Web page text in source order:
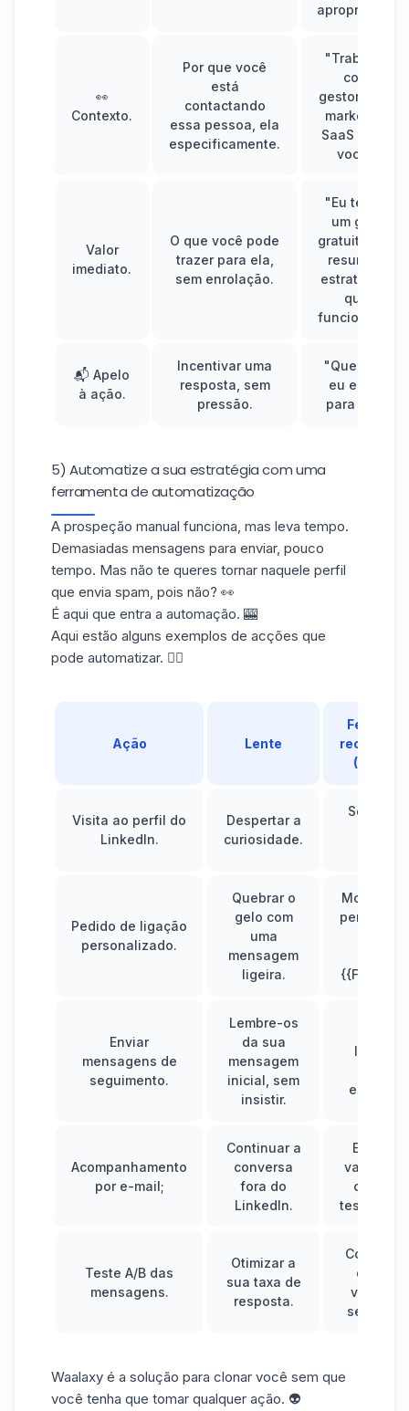
apropriado".
👀
Contexto.
Por que você
está
contactando
essa pessoa, ela
especificamente.
"Trabalho
com
gestores de
marketing
SaaS como
você."
Valor
imediato.
O que você pode
trazer para ela,
sem enrolação.
"Eu tenho
um guia
gratuito que
resume 5
estratégias
que
funcionam."
📬 Apelo
à ação.
Incentivar uma
resposta, sem
pressão.
"Quer que
eu envie
para cá?"
5) Automatize a sua estratégia com uma
ferramenta de automatização
A prospeção manual funciona, mas leva tempo.
Demasiadas mensagens para enviar, pouco
tempo. Mas não te queres tornar naquele perfil
que envia spam, pois não? 👀
É aqui que entra a automação. 🎰
Aqui estão alguns exemplos de acções que
pode automatizar. 👇🏼
Ação Lente
Visita ao perfil do
LinkedIn.
Despertar a
curiosidade.
Pedido de ligação
personalizado.
Quebrar o
gelo com
uma
mensagem
ligeira.
Modelo
Enviar
mensagens de
seguimento.
Lembre-os
da sua
mensagem
inicial, sem
insistir.
Acompanhamento
por e-mail;
Continuar a
conversa
fora do
LinkedIn.
E-mails
valor
Teste A/B das
mensagens.
Otimizar a
sua taxa de
resposta.
de
versões
Waalaxy é a solução para clonar você sem que
você tenha que tomar qualquer ação. 👽